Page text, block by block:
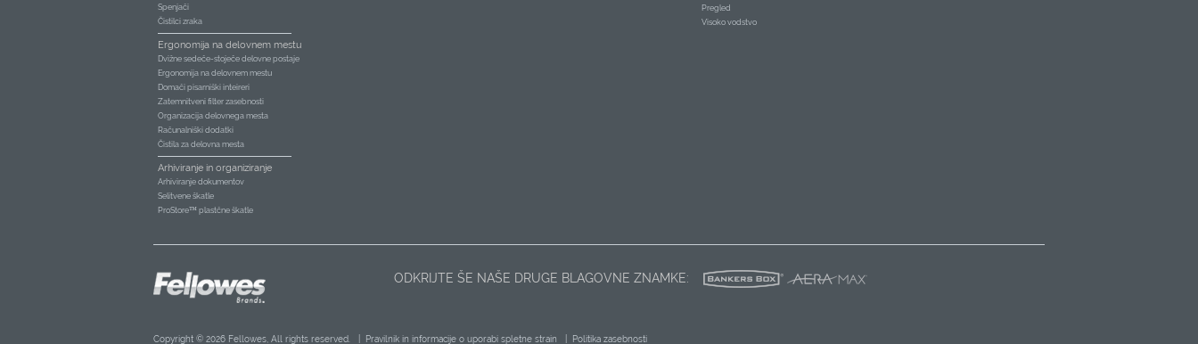
Spenjači
Čistilci zraka
Ergonomija na delovnem mestu
Dvižne sedeče-stoječe delovne postaje
Ergonomija na delovnem mestu
Domači pisarniški inteireri
Zatemnitveni filter zasebnosti
Organizacija delovnega mesta
Računalniški dodatki
Čistila za delovna mesta
Arhiviranje in organiziranje
Arhiviranje dokumentov
Selitvene škatle
ProStore™ plastčne škatle
Pregled
Visoko vodstvo
ODKRIJTE ŠE NAŠE DRUGE BLAGOVNE ZNAMKE:
Copyright © 2026 Fellowes, All rights reserved. | Pravilnik in informacije o uporabi spletne strain Politika zasebnosti